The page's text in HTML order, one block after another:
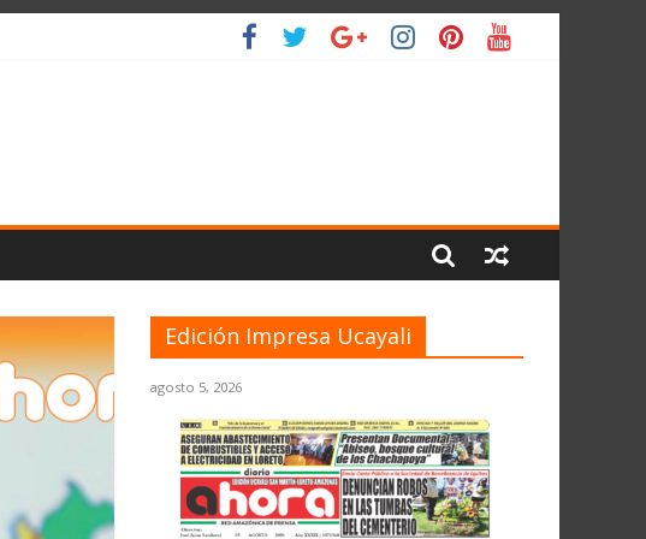
Edición Impresa Ucayali
agosto 5, 2026